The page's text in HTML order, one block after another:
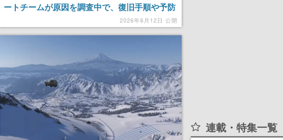
ートチームが原因を調査中で、復旧手順や予防
2026年6月12日 公開
連載・特集一覧